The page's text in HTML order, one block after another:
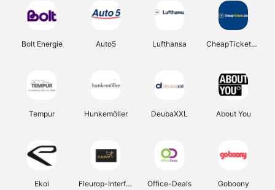
Bolt Energie Auto5 Lufthansa CheapTickets.be
Tempur Hunkemöller DeubaXXL About You
Ekoi Fleurop-Interflora Office-Deals Goboony